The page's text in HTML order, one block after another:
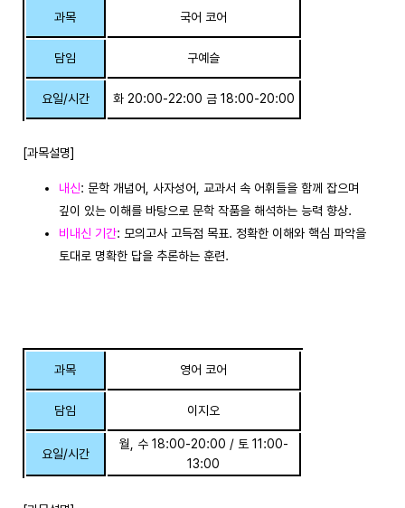
과목 국어 코어
담임 구예슬
요일/시간 화 20:00-22:00 금 18:00-20:00
[과목설명]
내신: 문학 개념어, 사자성어, 교과서 속 어휘들을 함께 잡으며
깊이 있는 이해를 바탕으로 문학 작품을 해석하는 능력 향상.
비내신 기간: 모의고사 고득점 목표. 정확한 이해와 핵심 파악을
토대로 명확한 답을 추론하는 훈련.
과목 영어 코어
담임 이지오
요일/시간
월, 수 18:00-20:00 / 토 11:00-
13:00